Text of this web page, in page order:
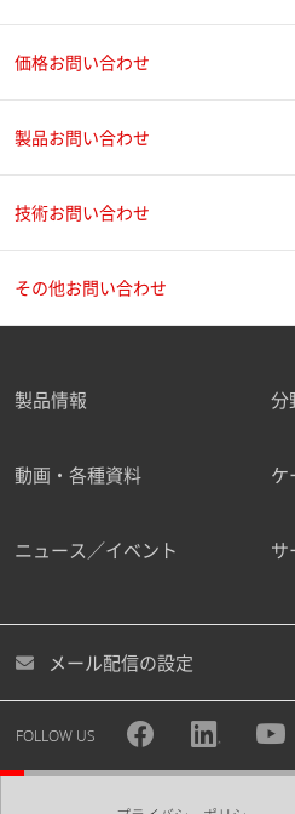
価格お問い合わせ
製品お問い合わせ
技術お問い合わせ
その他お問い合わせ
製品情報 分
動画・各種資料 ケ
ニュース／イベント サ
メール配信の設定
FOLLOW US